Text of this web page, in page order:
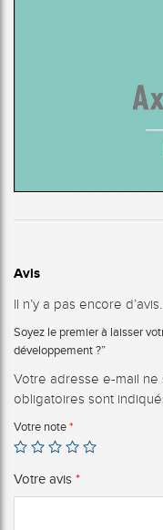
Avis
Il n’y a pas encore d’avis.
Soyez le premier à laisser
développement ?”
Votre adresse e-mail
obligatoires sont
Votre note *
Votre avis *